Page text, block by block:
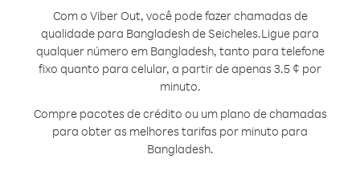
Com o Viber Out, você pode fazer chamadas de
qualidade para Bangladesh de Seicheles.Ligue para
qualquer número em Bangladesh, tanto para telefone
fixo quanto para celular, a partir de apenas 3.5 ¢ por
minuto.
Compre pacotes de crédito ou um plano de chamadas
para obter as melhores tarifas por minuto para
Bangladesh.